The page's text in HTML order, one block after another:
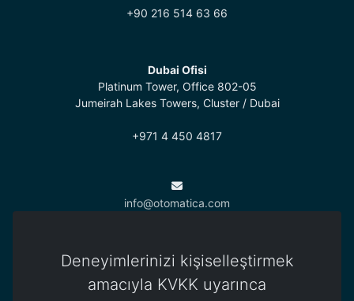
Deneyimlerinizi kişiselleştirmek
amacıyla KVKK uyarınca
+90 216 514 63 66
Dubai Ofisi
Platinum Tower, Office 802-05
Jumeirah Lakes Towers, Cluster / Dubai
+971 4 450 4817
info@otomatica.com
Kıbrıs Ofisi
83 Okullar Yolu, Küçük Kaymaklı
Lefkoşa / Kuzey Kıbrıs Türk Cumhuriyeti